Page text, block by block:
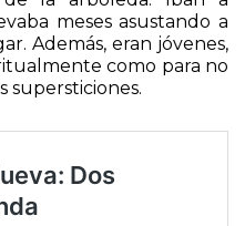
decidieron ir en
la arboleda. Iban a
meses asustando a
Además, eran jóvenes,
como para no